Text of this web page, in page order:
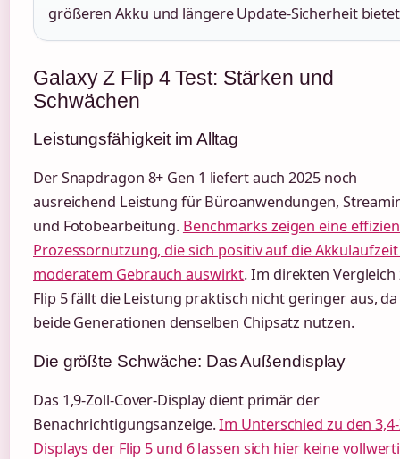
größeren Akku und längere Update-Sicherheit
Galaxy Z Flip 4 Test: Stärken und
Schwächen
Leistungsfähigkeit im Alltag
Der Snapdragon 8+ Gen 1 liefert auch 2025 noch
ausreichend Leistung für Büroanwendungen,
und Fotobearbeitung. Benchmarks zeigen eine
Prozessornutzung, die sich positiv auf die
moderatem Gebrauch auswirkt. Im direkten Vergleich
Flip 5 fällt die Leistung praktisch nicht geringer aus, da
beide Generationen denselben Chipsatz nutzen.
Die größte Schwäche: Das Außendisplay
Das 1,9-Zoll-Cover-Display dient primär der
Benachrichtigungsanzeige.Im Unterschied zu den
Displays der Flip 5 und 6 lassen sich hier keine